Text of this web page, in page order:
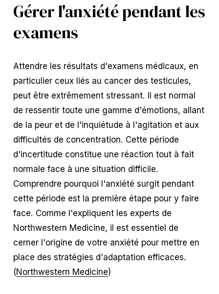
Gérer l'anxiété pendant les
examens
Attendre les résultats d'examens médicaux, en
particulier ceux liés au cancer des testicules,
peut être extrêmement stressant. Il est normal
de ressentir toute une gamme d'émotions, allant
de la peur et de l'inquiétude à l'agitation et aux
difficultés de concentration. Cette période
d'incertitude constitue une réaction tout à fait
normale face à une situation difficile.
Comprendre pourquoi l'anxiété surgit pendant
cette période est la première étape pour y faire
face. Comme l'expliquent les experts de
Northwestern Medicine, il est essentiel de
cerner l'origine de votre anxiété pour mettre en
place des stratégies d'adaptation efficaces.
(Northwestern Medicine)